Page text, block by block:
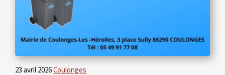
23 avril 2026Coulonges